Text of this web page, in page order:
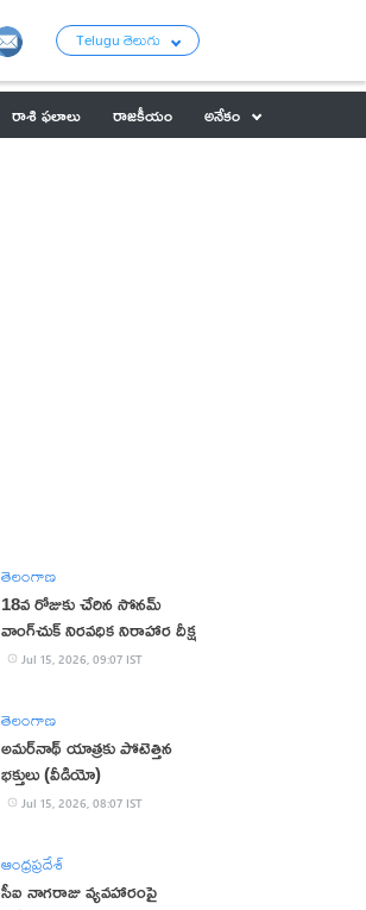
Telugu తెలుగు
రాశి ఫలాలు రాజకీయం
అనేకం
తెలంగాణ
18వ రోజుకు చేరిన సోనమ్
వాంగ్‌చుక్ నిరవధిక నిరాహార దీక్ష
Jul 15, 2026, 09:07 IST
తెలంగాణ
అమర్‌నాథ్ యాత్రకు పోటెత్తిన
భక్తులు (వీడియో)
Jul 15, 2026, 08:07 IST
ఆంధ్రప్రదేశ్
సీఐ నాగరాజు వ్యవహారంపై